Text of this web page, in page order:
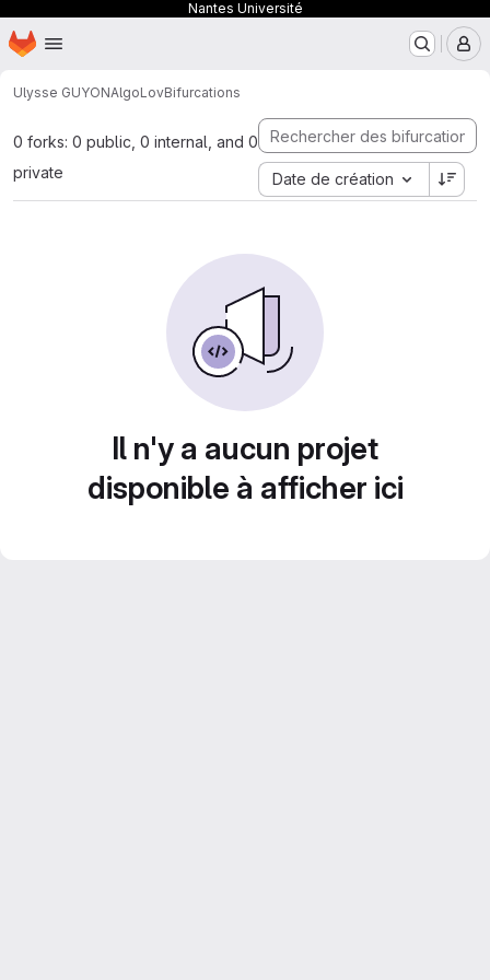
Nantes Université
Passer au contenu principal
Page d'accueil
Ulysse GUYONAlgoLovBifurcations
0 forks: 0 public, 0 internal, and 0
private
Date de création
Il n'y a aucun projet
disponible à afficher ici